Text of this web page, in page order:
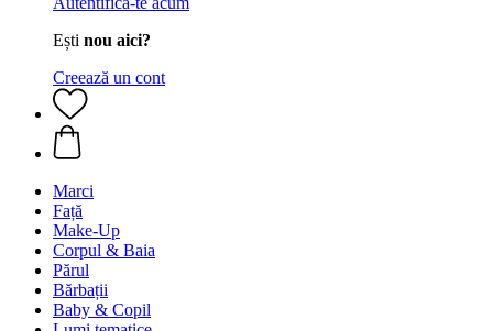
Ești nou aici?
Creează un cont
Marci
Față
Make-Up
Corpul & Baia
Părul
Bărbații
Baby & Copil